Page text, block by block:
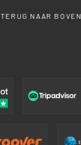
TERUG NAAR BOVEN